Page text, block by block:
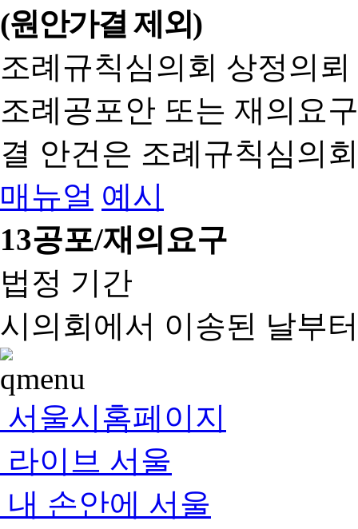
(원안가결 제외)
조례규칙심의회 상정의
조례공포안 또는 재의요
결 안건은 조례규칙심의
매뉴얼 예시
13공포/재의요구
법정 기간
시의회에서 이송된 날부
서울시홈페이지
라이브 서울
내 손안에 서울